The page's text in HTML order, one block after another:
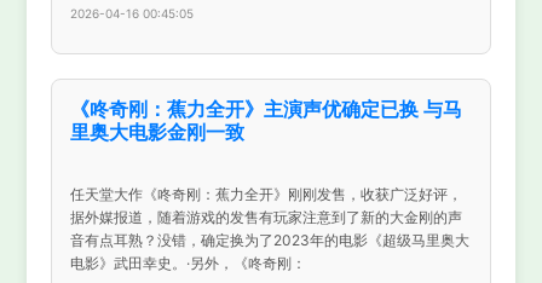
2026-04-16 00:45:05
《咚奇刚：蕉力全开》主演声优确定已换 与马
里奥大电影金刚一致
任天堂大作《咚奇刚：蕉力全开》刚刚发售，收获广泛好评，
据外媒报道，随着游戏的发售有玩家注意到了新的大金刚的声
音有点耳熟？没错，确定换为了2023年的电影《超级马里奥大
电影》武田幸史。·另外，《咚奇刚：